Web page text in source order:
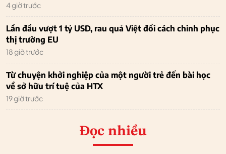
4 giờ trước
Lần đầu vượt 1 tỷ USD, rau quả Việt đổi cách chinh phục
thị trường EU
18 giờ trước
Từ chuyện khởi nghiệp của một người trẻ đến bài học
về sở hữu trí tuệ của HTX
19 giờ trước
Đọc nhiều